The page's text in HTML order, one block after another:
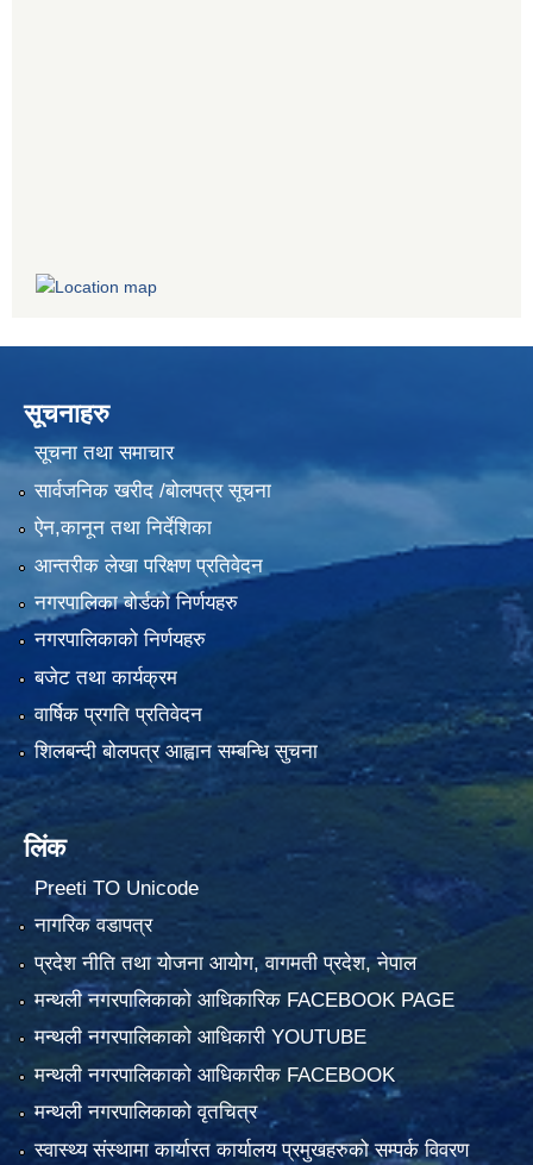
सूचनाहरु
सूचना तथा समाचार
सार्वजनिक खरीद /बोलपत्र सूचना
ऐन,कानून तथा निर्देशिका
आन्तरीक लेखा परिक्षण प्रतिवेदन
नगरपालिका बोर्डको निर्णयहरु
नगरपालिकाको निर्णयहरु
बजेट तथा कार्यक्रम
वार्षिक प्रगति प्रतिवेदन
शिलबन्दी बोलपत्र आह्वान सम्बन्धि सुचना
लिंक
Preeti TO Unicode
नागरिक वडापत्र
प्रदेश नीति तथा योजना आयोग, वागमती प्रदेश, नेपाल
मन्थली नगरपालिकाको आधिकारिक FACEBOOK PAGE
मन्थली नगरपालिकाको आधिकारी YOUTUBE
मन्थली नगरपालिकाको आधिकारीक FACEBOOK
मन्थली नगरपालिकाको वृतचित्र
स्वास्थ्य संस्थामा कार्यारत कार्यालय प्रमुखहरुको सम्पर्क विवरण